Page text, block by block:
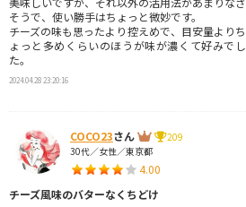
そうで、使い勝手はちょっと微妙です。
チーズの味も思ったより控えめで、目安量よりち
ょっと多めくらいのほうが味が濃くて好みでし
た。
2024.04.28 23:20:16
COCO23さん
209
30代／女性／東京都
4.00
チーズ風味のバターなくちどけ